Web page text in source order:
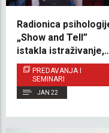
Radionica
„Show and Tell”
istakla istraživanje,
dobrobit i
podršku na IUS-u
PREDAVANJA I
SEMINARI
JAN 22